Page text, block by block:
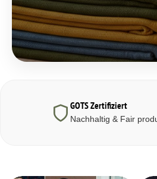
GOTS Zertifiziert
Nachhaltig & Fair